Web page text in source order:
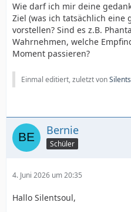
Wie darf ich mir deine
Ziel (was ich tatsächlich eine
vorstellen? Sind es z.B.
Wahrnehmen, welche
Moment passieren?
Einmal editiert, zuletzt von
Bernie
Schüler
4. Juni 2026 um 20:35
Hallo Silentsoul,